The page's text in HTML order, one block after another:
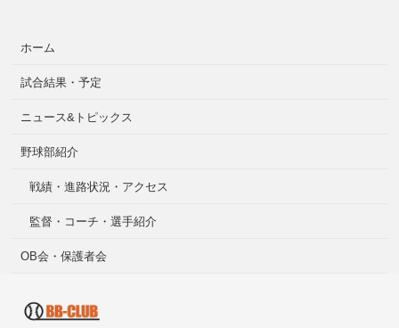
ホーム
試合結果・予定
ニュース&トピックス
野球部紹介
戦績・進路状況・アクセス
監督・コーチ・選手紹介
OB会・保護者会